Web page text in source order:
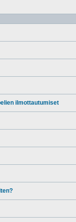
ilmottautumiset